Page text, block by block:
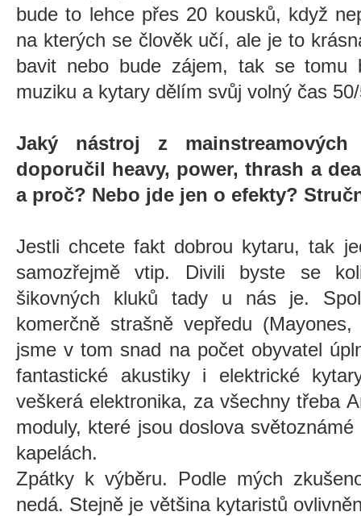
bude to lehce přes 20 kousků, když
na kterých se člověk učí, ale je to
bavit nebo bude zájem, tak se tomu
muziku a kytary dělím svůj volný čas
Jaký nástroj z
doporučil heavy, power, thrash a
a proč? Nebo jde jen o efekty?
Jestli chcete fakt dobrou kytaru, tak
samozřejmě vtip. Divili byste se
šikovných kluků tady u nás je.
komerčně strašně vepředu
jsme v tom snad na počet obyvatel
fantastické akustiky i elektrické
veškerá elektronika, za všechny třeba
moduly, které jsou doslova
kapelách.
Zpátky k výběru. Podle mých
nedá. Stejně je většina kytaristů